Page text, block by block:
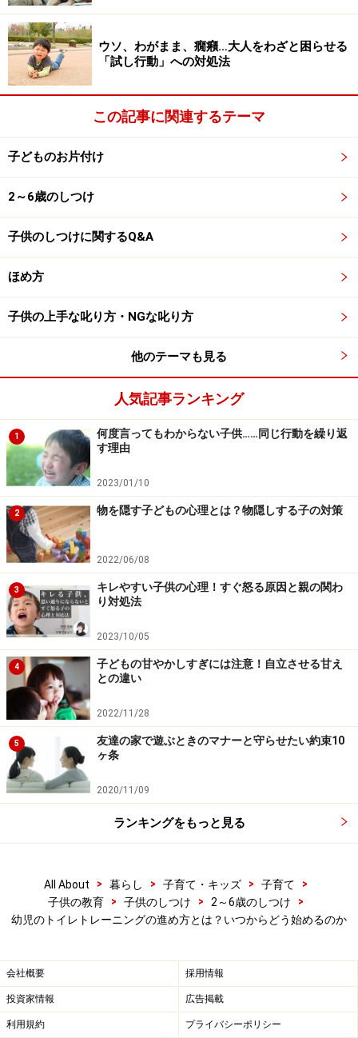
・冬より夏の方がおしっこの間隔が長いので、トイレに
行く回数が少なくてすむ
・失敗した場合の洗濯物も少なく、また、洗濯してもす
ぐに乾く
トイレトレーニングをうまく進める方法
は？
■子どもが行きたくなるようなトイレにする
子どもの好きなキャラクターのポスターを張ったり、キ
ャラクターグッズを置いたりして、子どもが行きたくな
るような環境にします。
■うまくできた場合は、思いっきりほめる
■絵本でその気にさせる
ノンタンおしっこ しーしー (赤ちゃん版 ノンタン3)
Amazonで見る
ひとりでうんちできるかな (あかちゃんのあそびえほ
ん( 4))
ぷくちゃんのすてきなぱんつ
ウソ、わがまま、癇癪…大人をわざと困らせる
「試し行動」への対処法
この記事に関連するテーマ
子どものお片付け
2～6歳のしつけ
子供のしつけに関するQ&A
ほめ方
子供の上手な叱り方・NGな叱り方
他のテーマも見る
人気記事ランキング
1
何度言ってもわからない子供……同じ行動を繰り返
す理由
2023/01/10
2 物を隠す子どもの心理とは？物隠しする子の対策
2022/06/08
3
キレやすい子供の心理！すぐ怒る原因と親の関わ
り対処法
2023/10/05
4
子どもの甘やかしすぎには注意！自立させる甘え
との違い
2022/11/28
5
友達の家で遊ぶときのマナーと守らせたい約束10
ヶ条
2020/11/09
ランキングをもっと見る
All About > 暮らし > 子育て・キッズ > 子育て
>
子供の教育
> 子供のしつけ > 2～6歳のしつけ
>
幼児のトイレトレーニングの進め方とは？いつからどう始めるのか
会社概要 採用情報
投資家情報 広告掲載
利用規約 プライバシーポリシー